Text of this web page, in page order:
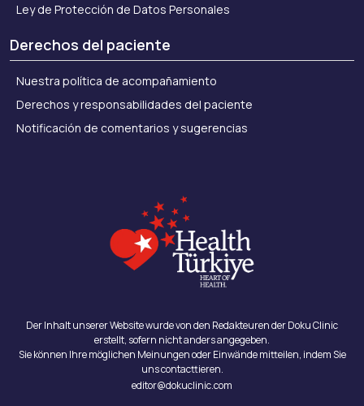
Ley de Protección de Datos Personales
Derechos del paciente
Nuestra política de acompañamiento
Derechos y responsabilidades del paciente
Notificación de comentarios y sugerencias
Der Inhalt unserer Website wurde von den Redakteuren der Doku Clinic
erstellt, sofern nicht anders angegeben.
Sie können Ihre möglichen Meinungen oder Einwände mitteilen, indem Sie
uns contacttieren.
editor@dokuclinic.com